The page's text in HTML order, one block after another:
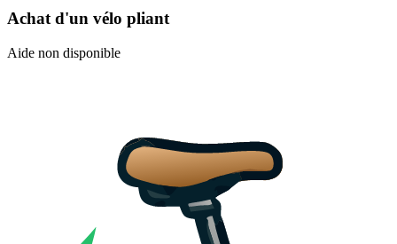
Achat d'un vélo pliant
Aide non disponible